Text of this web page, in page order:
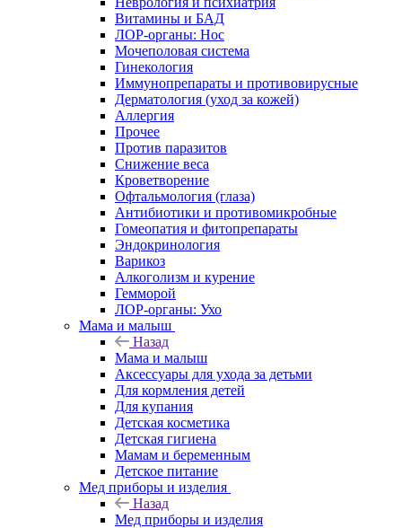
Витамины и БАД
ЛОР-органы: Нос
Мочеполовая система
Гинекология
Иммунопрепараты и противовирусные
Дерматология (уход за кожей)
Аллергия
Прочее
Против паразитов
Снижение веса
Кроветворение
Офтальмология (глаза)
Антибиотики и противомикробные
Гомеопатия и фитопрепараты
Эндокринология
Варикоз
Алкоголизм и курение
Гемморой
ЛОР-органы: Ухо
Мама и малыш
Назад
Мама и малыш
Аксессуары для ухода за детьми
Для кормления детей
Для купания
Детская косметика
Детская гигиена
Мамам и беременным
Детское питание
Мед приборы и изделия
Назад
Мед приборы и изделия